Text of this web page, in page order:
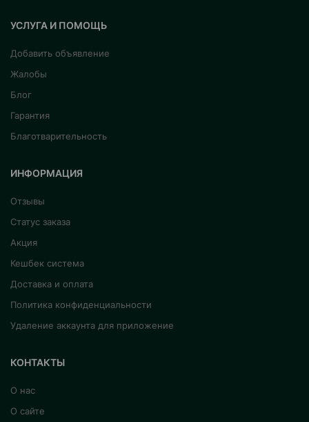
УСЛУГА И ПОМОЩЬ
Добавить объявление
Жалобы
Блог
Гарантия
Благотварительность
ИНФОРМАЦИЯ
Отзывы
Статус заказа
Акция
Кешбек система
Доставка и оплата
Политика конфиденциальности
Удаление аккаунта для приложение
КОНТАКТЫ
О нас
О сайте